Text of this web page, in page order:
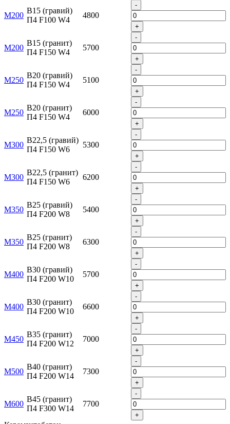
М200
B15 (гравий)
П4 F100 W4
4800
-
+
М200
B15 (гранит)
П4 F150 W4
5700
-
+
М250
B20 (гравий)
П4 F150 W4
5100
-
+
М250
B20 (гранит)
П4 F150 W4
6000
-
+
М300
B22,5 (гравий)
П4 F150 W6
5300
-
+
М300
B22,5 (гранит)
П4 F150 W6
6200
-
+
М350
B25 (гравий)
П4 F200 W8
5400
-
+
М350
B25 (гранит)
П4 F200 W8
6300
-
+
М400
B30 (гравий)
П4 F200 W10
5700
-
+
М400
B30 (гранит)
П4 F200 W10
6600
-
+
М450
B35 (гранит)
П4 F200 W12
7000
-
+
М500
B40 (гранит)
П4 F200 W14
7300
-
+
М600
B45 (гранит)
П4 F300 W14
7700
-
+